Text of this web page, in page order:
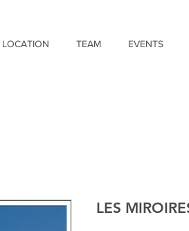
LOCATION TEAM EVENTS
LES